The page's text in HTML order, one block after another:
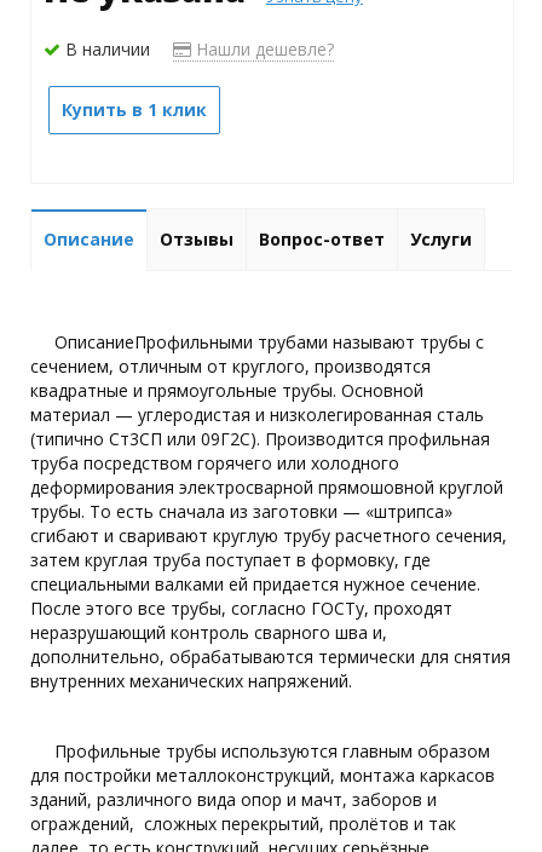
В наличии Нашли дешевле?
Купить в 1 клик
Описание Отзывы Вопрос-ответ Услуги
ОписаниеПрофильными трубами называют трубы с
сечением, отличным от круглого, производятся
квадратные и прямоугольные трубы. Основной
материал — углеродистая и низколегированная сталь
(типично Ст3СП или 09Г2С). Производится профильная
труба посредством горячего или холодного
деформирования электросварной прямошовной круглой
трубы. То есть сначала из заготовки — «штрипса»
сгибают и сваривают круглую трубу расчетного сечения,
затем круглая труба поступает в формовку, где
специальными валками ей придается нужное сечение.
После этого все трубы, согласно ГОСТу, проходят
неразрушающий контроль сварного шва и,
дополнительно, обрабатываются термически для снятия
внутренних механических напряжений.
Профильные трубы используются главным образом
для постройки металлоконструкций, монтажа каркасов
зданий, различного вида опор и мачт, заборов и
ограждений, сложных перекрытий, пролётов и так
далее, то есть конструкций, несущих серьёзные